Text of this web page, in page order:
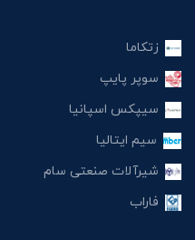
زتکاما
سوپر پایپ
سیپکس اسپانیا
سیم ایتالیا
شیرآلات صنعتی سام
فاراب